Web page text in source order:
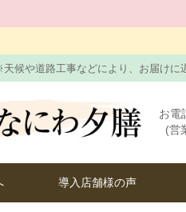
候や道路工事などにより、お届け
お電
(営
導入店舗様の声